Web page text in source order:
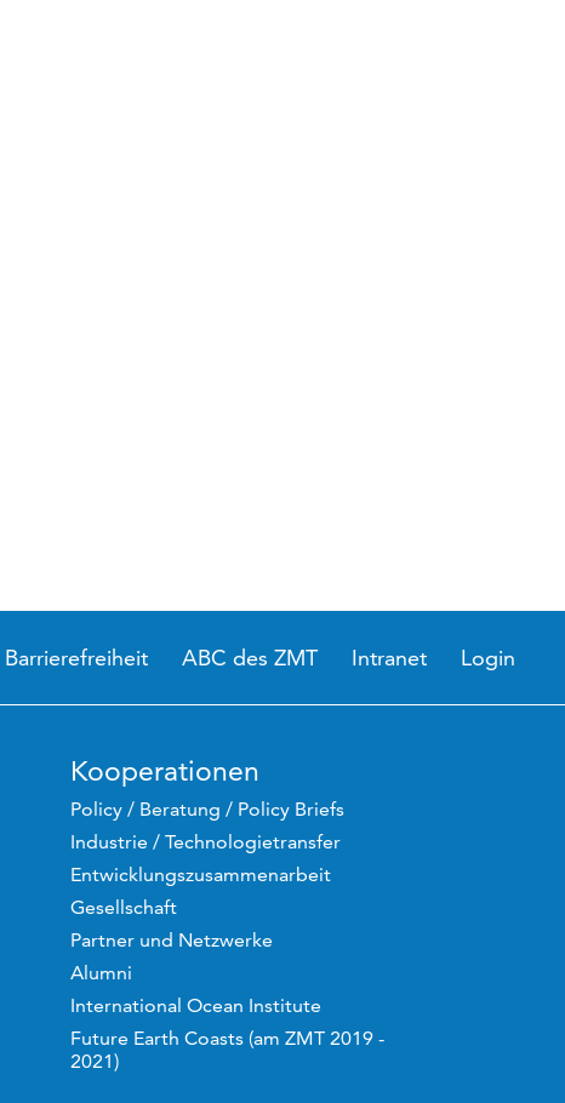
Barrierefreiheit ABC des ZMT Intranet Login
Kooperationen
Policy / Beratung / Policy Briefs
Industrie / Technologietransfer
Entwicklungszusammenarbeit
Gesellschaft
Partner und Netzwerke
Alumni
International Ocean Institute
Future Earth Coasts (am ZMT 2019 -
2021)